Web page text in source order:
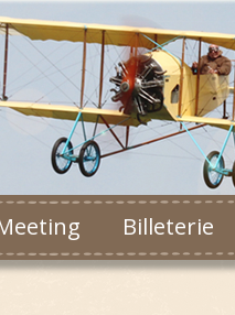
Billeterie